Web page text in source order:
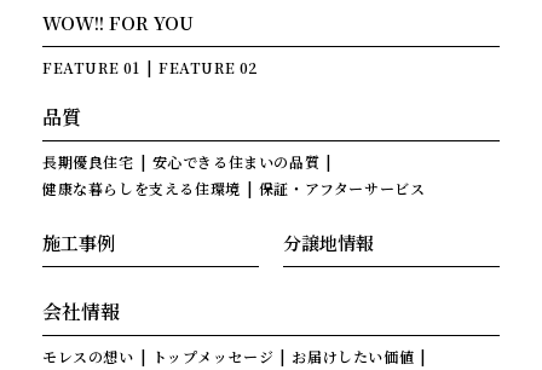
WOW!! FOR YOU
FEATURE 01 FEATURE 02
品質
長期優良住宅
安心できる住まいの品質
健康な暮らしを支える住環境
保証・アフターサービス
施工事例 分譲地情報
会社情報
モレスの想い トップメッセージ お届けしたい価値